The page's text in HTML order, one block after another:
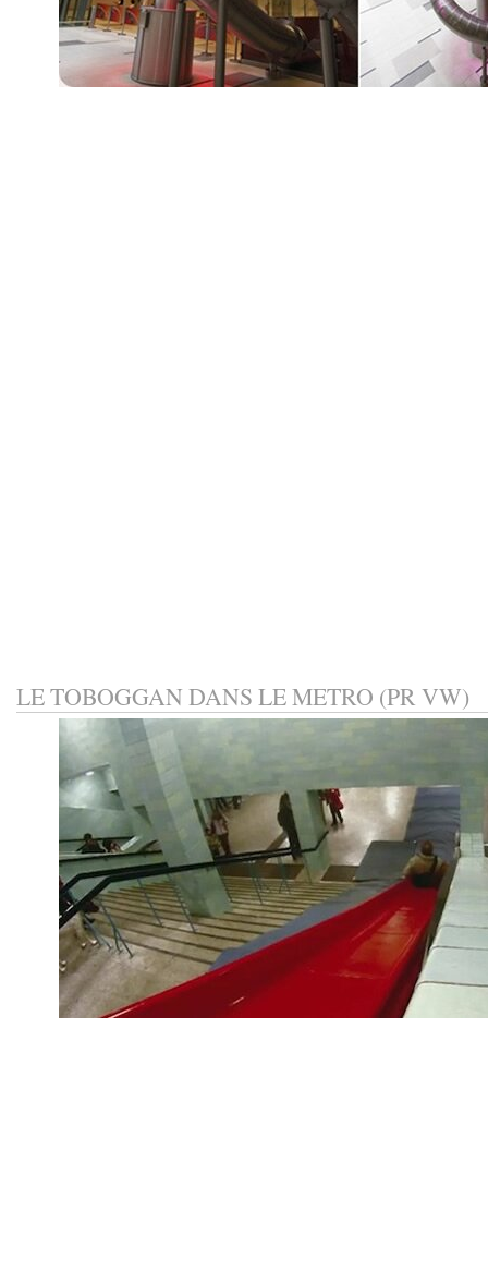
LE TOBOGGAN DANS LE METRO (PR VW)